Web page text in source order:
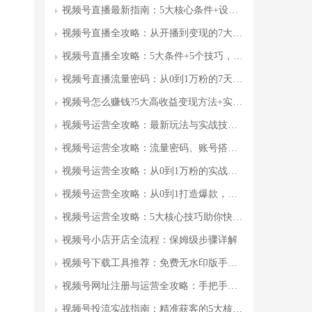
视频号直播最新指南：5大核心条件+设备配置+运营技巧全
视频号直播全攻略：从开播到变现的7大核心技巧，商家必看!
视频号直播全攻略：5大条件+5个技巧，流量暴涨秘籍
视频号直播流量密码：从0到1万粉的7天实操指南
视频号怎么赚钱?5大高收益变现方法+实操指南(附案例)
视频号运营全攻略：最新玩法与实战技巧，如何快速提升曝光与转化
视频号运营全攻略：流量密码、账号搭建与变现技巧
视频号运营全攻略：从0到1万粉的实战技巧与变现指南
视频号运营全攻略：从0到1打造爆款，提升100倍流量
视频号运营全攻略：5大核心技巧助你快速涨粉，提升账号权重
视频号小店开店全流程：保姆级步骤详解
视频号下载工具推荐：免费无水印版手机电脑通用教程
视频号网址注册与运营全攻略：手把手教你打造爆款账号
视频号投流实战指南：精准获客的5大核心策略与避坑要点